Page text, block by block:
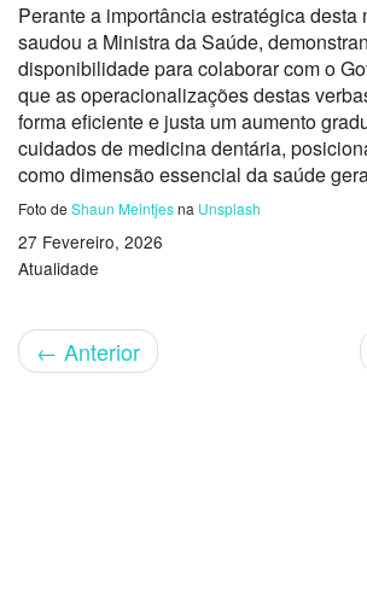
Perante a importância estratégica desta
saudou a Ministra da Saúde,
disponibilidade para colaborar com o
que as operacionalizações destas
forma eficiente e justa um aumento
cuidados de medicina dentária,
como dimensão essencial da saúde
Foto de Shaun Meintjesna Unsplash
27 Fevereiro, 2026
Atualidade
← Anterior